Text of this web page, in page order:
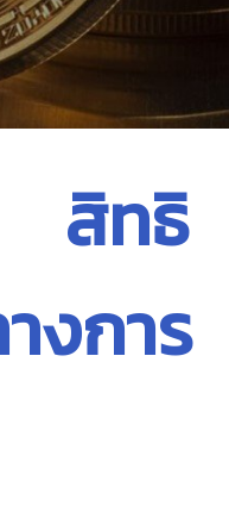
ธิ
งการ